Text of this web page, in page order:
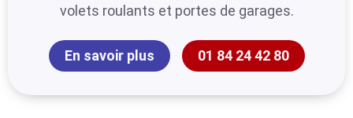
volets roulants et portes de garages.
En savoir plus 01 84 24 42 80